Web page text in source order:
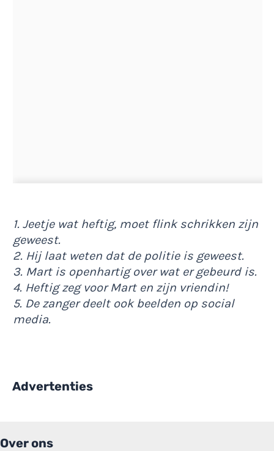
1. Jeetje wat heftig, moet flink schrikken zijn
geweest.
2. Hij laat weten dat de politie is geweest.
3. Mart is openhartig over wat er gebeurd is.
4. Heftig zeg voor Mart en zijn vriendin!
5. De zanger deelt ook beelden op social
media.
Advertenties
Over ons